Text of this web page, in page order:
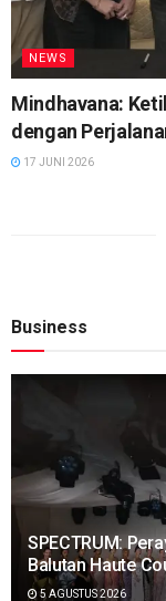
NEWS
Mindhavana:
dengan
17 JUNI 2026
Business
SPECTRUM:
Balutan Haute
5 AGUSTUS 2026